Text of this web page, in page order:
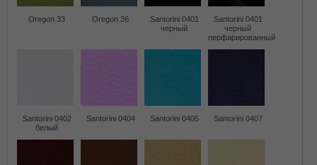
Oregon 33 Oregon 36
Santorini 0401
черный
Santorini 0401
черный
перфарированный
Santorini 0402
белый
Santorini 0404 Santorini 0405 Santorini 0407